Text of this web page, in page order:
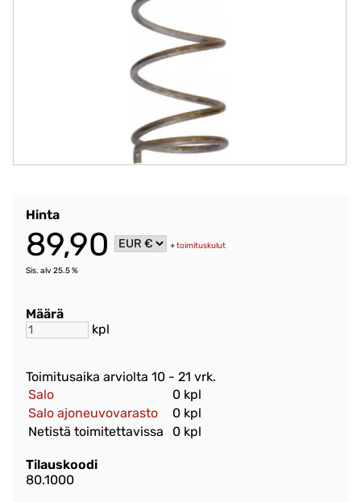
Hinta
89,90 +toimituskulut
Sis. alv 25.5 %
Määrä
kpl
Toimitusaika arviolta 10 - 21 vrk.
Salo
0 kpl
Salo ajoneuvovarasto
0 kpl
Netistä toimitettavissa
0 kpl
Tilauskoodi
80.1000